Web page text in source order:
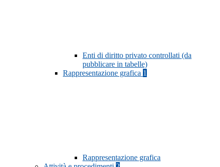
Enti di diritto privato controllati (da
pubblicare in tabelle)
Rappresentazione grafica 1
Rappresentazione grafica